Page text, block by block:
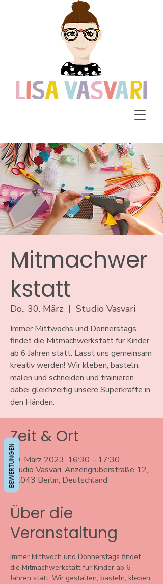
Mitmachwer
kstatt
Do., 30. März
  |
Studio Vasvari
Immer Mittwochs und Donnerstags
findet die Mitmachwerkstatt für Kinder
ab 6 Jahren statt. Lasst uns gemeinsam
kreativ werden! Wir kleben, basteln,
malen und schneiden und trainieren
dabei gleichzeitig unsere Superkräfte in
den Händen.
Zeit & Ort
30. März 2023, 16:30 – 17:30
Studio Vasvari, Anzengruberstraße 12,
12043 Berlin, Deutschland
Über die
Veranstaltung
Immer Mittwoch und Donnerstags findet
die Mitmachwerkstatt für Kinder ab 6
Jahren statt. Wir gestalten, basteln, kleben
BEWERTUNGEN